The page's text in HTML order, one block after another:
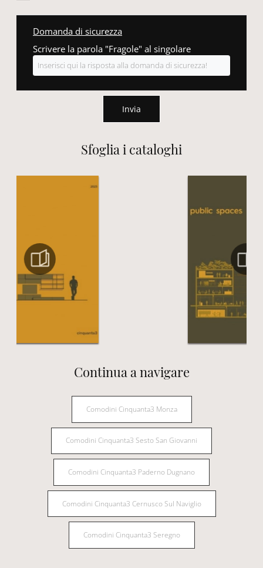
Sfoglia i cataloghi
Continua a navigare
Comodini Cinquanta3 Monza
Comodini Cinquanta3 Sesto San Giovanni
Comodini Cinquanta3 Paderno Dugnano
Comodini Cinquanta3 Cernusco Sul Naviglio
Comodini Cinquanta3 Seregno
Domanda di sicurezza
Scrivere la parola "Fragole" al singolare
Invia